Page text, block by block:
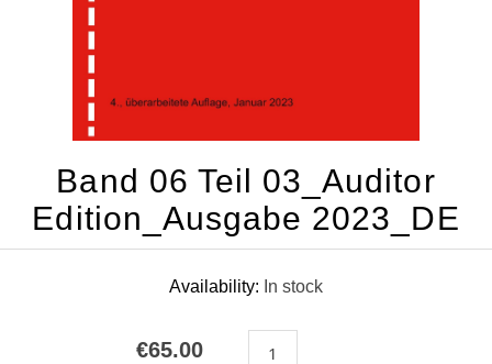
Band 06 Teil 03_Auditor
Edition_Ausgabe 2023_DE
Availability: In stock
€65.00